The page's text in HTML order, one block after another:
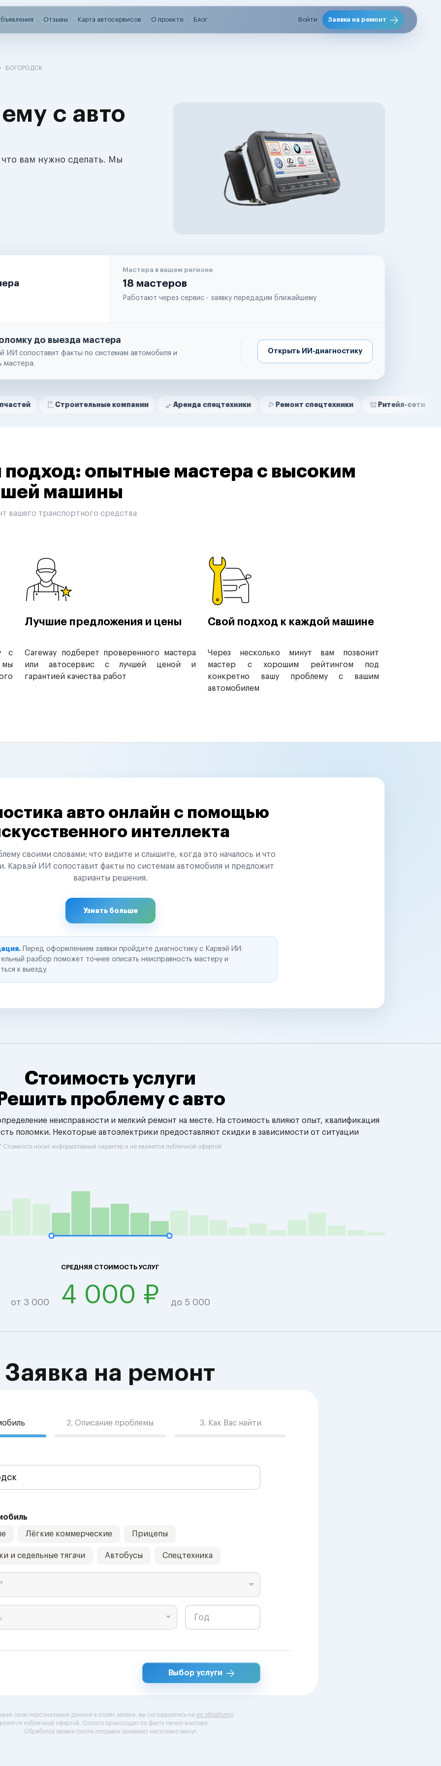
Отзывы Карта автосервисов О проекте Блог Войти Заявка на ремонт
БОГОРОДСК
с авто
вам нужно сделать. Мы
Мастера в вашем регионе
18 мастеров
Работают через сервис - заявку передадим ближайшему
до выезда мастера
ИИ сопоставит факты по системам автомобиля и
мастера.
Открыть ИИ-диагностику
Строительные компании Аренда спецтехники Ремонт спецтехники Ритейл-сети
опытные мастера с высоким
машины
вашего транспортного средства
с
мы
Лучшие предложения и цены
Careway подберет проверенного мастера
или автосервис с лучшей ценой и
гарантией качества работ
Свой подход к каждой машине
Через несколько минут вам позвонит
мастер с хорошим рейтингом под
конкретно вашу проблему с вашим
автомобилем
авто онлайн с помощью
интеллекта
своими словами: что видите и слышите, когда это началось и что
Карвэй ИИ сопоставит факты по системам автомобиля и предложит
варианты решения.
Узнать больше
Перед оформлением заявки пройдите диагностику с Карвэй ИИ:
разбор поможет точнее описать неисправность мастеру и
к выезду.
Стоимость услуги
Решить проблему с авто
неисправности и мелкий ремонт на месте. На стоимость влияют опыт, квалификация
поломки. Некоторые автоэлектрики предоставляют скидки в зависимости от ситуации
Стоимость носит информативный характер и не является публичной офертой
СРЕДНЯЯ СТОИМОСТЬ УСЛУГ
от 3 000 4 000 ₽ до 5 000
Заявка на ремонт
2. Описание проблемы 3. Как Вас найти
Лёгкие коммерческие Прицепы
и седельные тягачи Автобусы Спецтехника
Выбор услуги
свои персональные данные в полях заявки, вы соглашаетесь на их обработку.
публичной офертой. Оплата происходит по факту лично мастеру.
Обработка заявки после отправки занимает несколько минут.